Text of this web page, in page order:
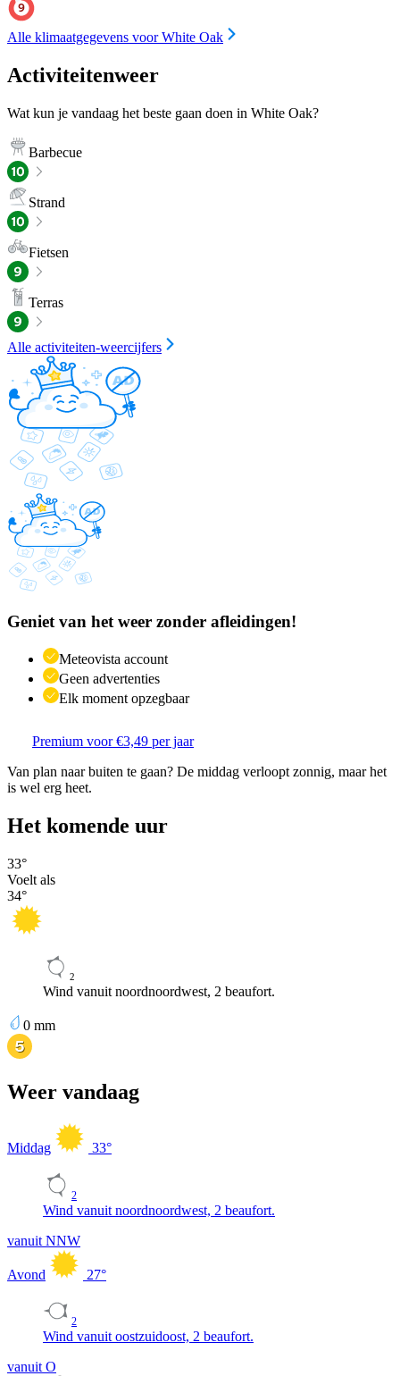
Alle klimaatgegevens voor White Oak
Activiteitenweer
Wat kun je vandaag het beste gaan doen in White Oak?
Barbecue
Strand
Fietsen
Terras
Alle activiteiten-weercijfers
Geniet van het weer zonder afleidingen!
Meteovista account
Geen advertenties
Elk moment opzegbaar
Premium voor €3,49 per jaar
Van plan naar buiten te gaan? De middag verloopt zonnig, maar het
is wel erg heet.
Het komende uur
33°
Voelt als
34°
2
Wind vanuit noordnoordwest, 2 beaufort.
0 mm
Weer vandaag
Middag 33°
2
Wind vanuit noordnoordwest, 2 beaufort.
vanuit NNW
Avond 27°
2
Wind vanuit oostzuidoost, 2 beaufort.
vanuit O